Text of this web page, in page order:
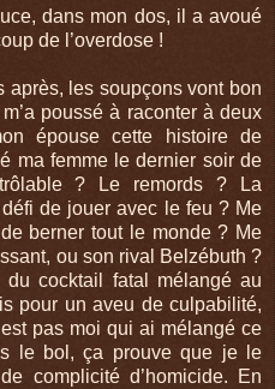
dans mon dos, il a avoué
de l’overdose !
après, les soupçons vont bon
poussé à raconter à deux
épouse cette histoire de
ma femme le dernier soir de
? Le remords ? La
de jouer avec le feu ? Me
berner tout le monde ? Me
ou son rival Belzébuth ?
du cocktail fatal mélangé au
pour un aveu de culpabilité,
pas moi qui ai mélangé ce
le bol, ça prouve que je le
complicité d’homicide. En